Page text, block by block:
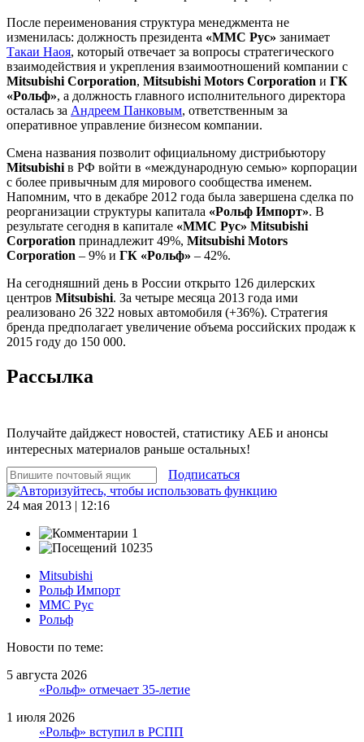
После переименования структура менеджмента не
изменилась: должность президента «ММС Рус» занимает
Такаи Наоя, который отвечает за вопросы стратегического
взаимодействия и укрепления взаимоотношений компании с
Mitsubishi Corporation, Mitsubishi Motors Corporation и ГК
«Рольф», а должность главного исполнительного директора
осталась за Андреем Панковым, ответственным за
оперативное управление бизнесом компании.
Смена названия позволит официальному дистрибьютору
Mitsubishi в РФ войти в «международную семью» корпорации
с более привычным для мирового сообщества именем.
Напомним, что в декабре 2012 года была завершена сделка по
реорганизации структуры капитала «Рольф Импорт». В
результате сегодня в капитале «ММС Рус» Mitsubishi
Corporation принадлежит 49%, Mitsubishi Motors
Corporation – 9% и ГК «Рольф» – 42%.
На сегодняшний день в России открыто 126 дилерских
центров Mitsubishi. За четыре месяца 2013 года ими
реализовано 26 322 новых автомобиля (+36%). Стратегия
бренда предполагает увеличение объема российских продаж к
2015 году до 150 000.
Рассылка
Получайте дайджест новостей, статистику АЕБ и анонсы
интересных материалов раньше остальных!
Подписаться
24 мая 2013 | 12:16
1
10235
Mitsubishi
Рольф Импорт
ММС Рус
Рольф
Новости по теме:
5 августа 2026
«Рольф» отмечает 35-летие
1 июля 2026
«Рольф» вступил в РСПП